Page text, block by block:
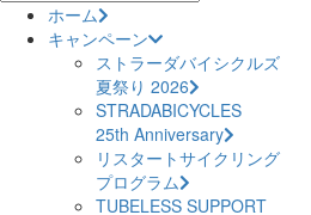
ホーム
キャンペーン
ストラーダバイシクルズ
夏祭り 2026
STRADABICYCLES
25th Anniversary
リスタートサイクリング
プログラム
TUBELESS SUPPORT